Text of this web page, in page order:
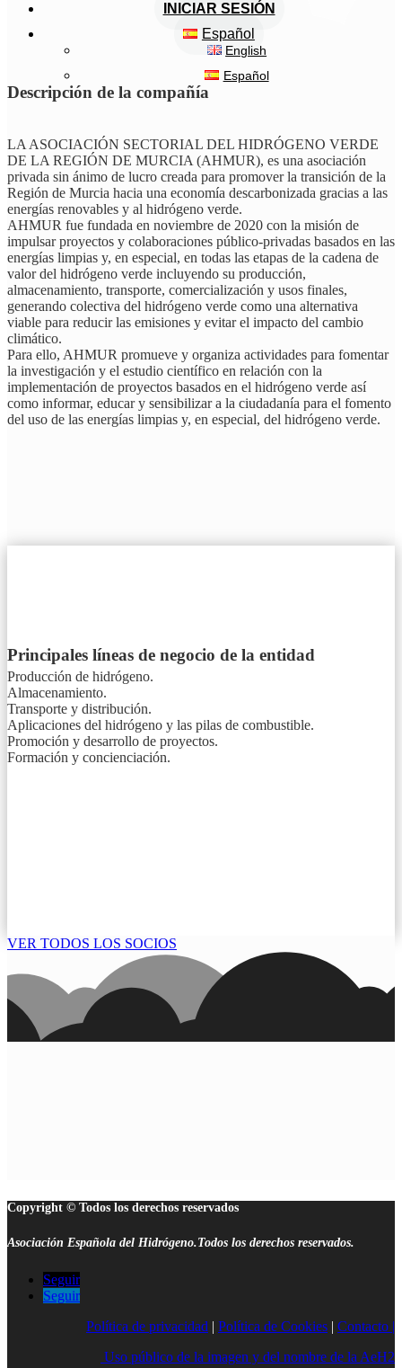
INICIAR SESIÓN
Español
English
Español
Descripción de la compañía
LA ASOCIACIÓN SECTORIAL DEL HIDRÓGENO VERDE
DE LA REGIÓN DE MURCIA (AHMUR), es una asociación
privada sin ánimo de lucro creada para promover la transición de la
Región de Murcia hacia una economía descarbonizada gracias a las
energías renovables y al hidrógeno verde.
AHMUR fue fundada en noviembre de 2020 con la misión de
impulsar proyectos y colaboraciones público-privadas basados en las
energías limpias y, en especial, en todas las etapas de la cadena de
valor del hidrógeno verde incluyendo su producción,
almacenamiento, transporte, comercialización y usos finales,
generando colectiva del hidrógeno verde como una alternativa
viable para reducir las emisiones y evitar el impacto del cambio
climático.
Para ello, AHMUR promueve y organiza actividades para fomentar
la investigación y el estudio científico en relación con la
implementación de proyectos basados en el hidrógeno verde así
como informar, educar y sensibilizar a la ciudadanía para el fomento
del uso de las energías limpias y, en especial, del hidrógeno verde.
Principales líneas de negocio de la entidad
Producción de hidrógeno.
Almacenamiento.
Transporte y distribución.
Aplicaciones del hidrógeno y las pilas de combustible.
Promoción y desarrollo de proyectos.
Formación y concienciación.
VER TODOS LOS SOCIOS
Copyright © Todos los derechos reservados
Asociación Española del Hidrógeno.Todos los derechos reservados.
Seguir
Seguir
Política de privacidad | Política de Cookies | Contacto |
Uso público de la imagen y del nombre de la AeH2